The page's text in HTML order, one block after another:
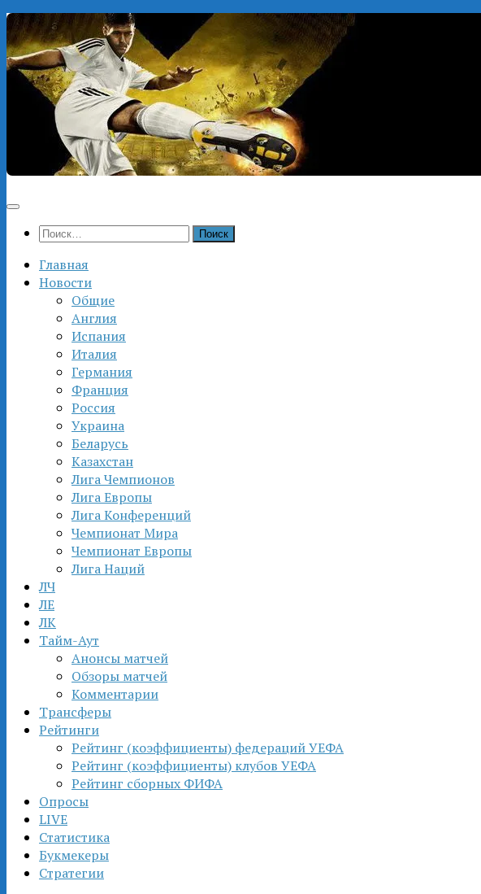
Перейти
к
содержимому
Найти:
Главная
Новости
Общие
Англия
Испания
Италия
Германия
Франция
Россия
Украина
Беларусь
Казахстан
Лига Чемпионов
Лига Европы
Лига Конференций
Чемпионат Мира
Чемпионат Европы
Лига Наций
ЛЧ
ЛЕ
ЛК
Тайм-Аут
Анонсы матчей
Обзоры матчей
Комментарии
Трансферы
Рейтинги
Рейтинг (коэффициенты) федераций УЕФА
Рейтинг (коэффициенты) клубов УЕФА
Рейтинг сборных ФИФА
Опросы
LIVE
Статистика
Букмекеры
Стратегии